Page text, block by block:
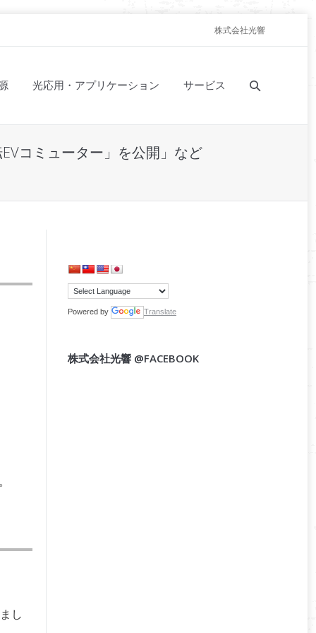
株式会社光響
光応用・アプリケーション サービス
コミューター」を公開」など
し
Powered by Translate
株式会社光響 @FACEBOOK